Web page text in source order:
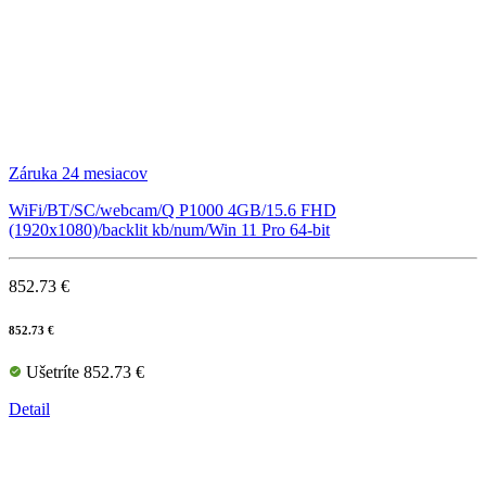
Záruka 24 mesiacov
WiFi/BT/SC/webcam/Q P1000 4GB/15.6 FHD
(1920x1080)/backlit kb/num/Win 11 Pro 64-bit
852.73 €
852.73 €
Ušetríte 852.73 €
Detail